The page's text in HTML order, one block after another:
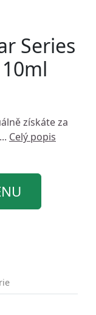
Series
získáte za
Celý popis